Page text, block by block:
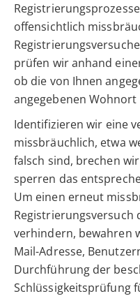
offensichtlich
prüfen wir anhand
ob die von Ihnen
angegebenen Wohnort
Identifizieren wir eine
missbräuchlich, etwa
falsch sind, brechen
sperren das
Um einen erneut
Registrierungsversuch
verhindern, bewahren
Mail-Adresse,
Durchführung der
Schlüssigkeitsprüfung